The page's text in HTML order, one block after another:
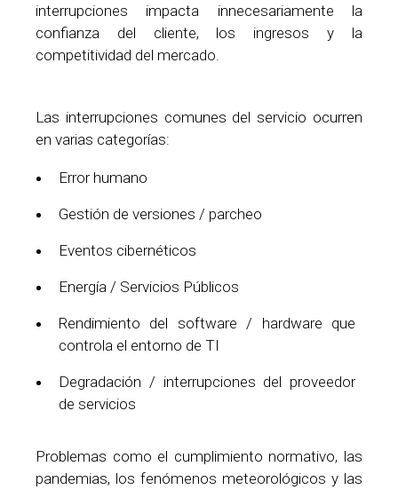
interrupciones impacta innecesariamente la
confianza del cliente, los ingresos y la
competitividad del mercado.
Las interrupciones comunes del servicio ocurren
en varias categorías:
Error humano
Gestión de versiones / parcheo
Eventos cibernéticos
Energía / Servicios Públicos
Rendimiento del software / hardware que
controla el entorno de TI
Degradación / interrupciones del proveedor
de servicios
Problemas como el cumplimiento normativo, las
pandemias, los fenómenos meteorológicos y las